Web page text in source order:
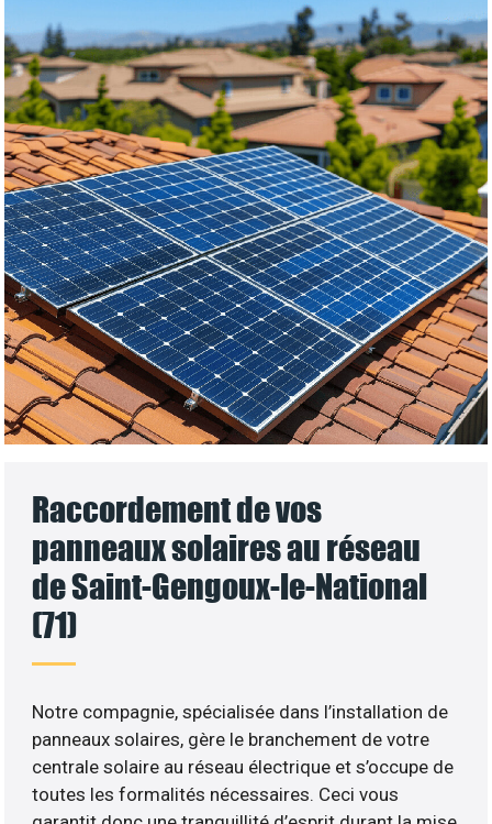
Raccordement de vos
panneaux solaires au réseau
de Saint-Gengoux-le-National
(71)
Notre compagnie, spécialisée dans l’installation de
panneaux solaires, gère le branchement de votre
centrale solaire au réseau électrique et s’occupe de
toutes les formalités nécessaires. Ceci vous